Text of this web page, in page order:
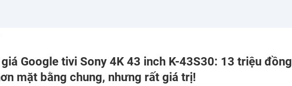
Google tivi Sony 4K 43 inch K-43S30: 13 triệu đồng
mặt bằng chung, nhưng rất giá trị!